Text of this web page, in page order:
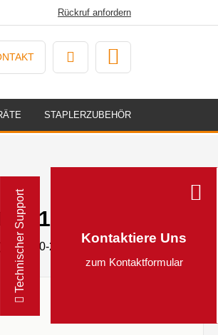
Rückruf anfordern
Technischer Support Kontaktiere Uns
zum Kontaktformular
STAPLERZUBEHÖR
W00
211100-W00